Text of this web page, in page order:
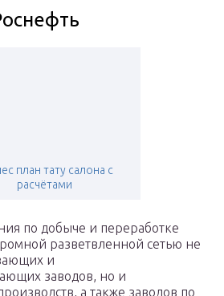
план тату салона с
расчётами
по добыче и переработке
разветвленной сетью не
и
заводов, но и
а также заводов по